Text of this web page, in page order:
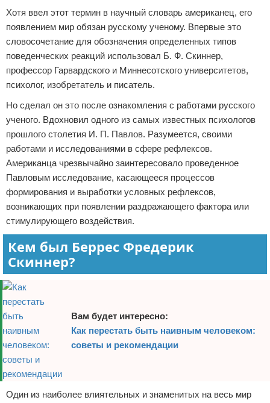
Хотя ввел этот термин в научный словарь американец, его
появлением мир обязан русскому ученому. Впервые это
словосочетание для обозначения определенных типов
поведенческих реакций использовал Б. Ф. Скиннер,
профессор Гарвардского и Миннесотского университетов,
психолог, изобретатель и писатель.
Но сделал он это после ознакомления с работами русского
ученого. Вдохновил одного из самых известных психологов
прошлого столетия И. П. Павлов. Разумеется, своими
работами и исследованиями в сфере рефлексов.
Американца чрезвычайно заинтересовало проведенное
Павловым исследование, касающееся процессов
формирования и выработки условных рефлексов,
возникающих при появлении раздражающего фактора или
стимулирующего воздействия.
Кем был Беррес Фредерик
Скиннер?
Вам будет интересно:
Как перестать быть наивным человеком:
советы и рекомендации
Один из наиболее влиятельных и знаменитых на весь мир